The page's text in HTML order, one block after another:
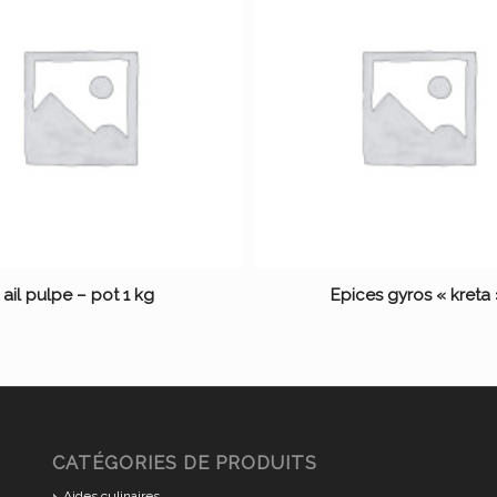
ail pulpe – pot 1 kg Epices gyros « kreta
CATÉGORIES DE PRODUITS